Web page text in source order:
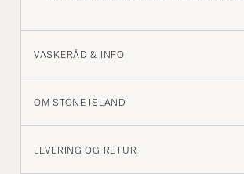
VASKERÅD & INFO
OM STONE ISLAND
LEVERING OG RETUR